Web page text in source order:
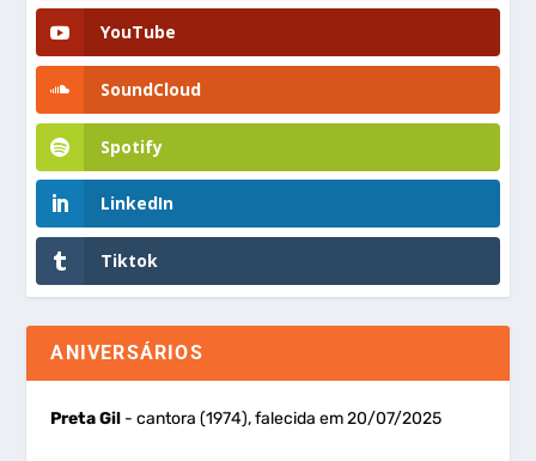
YouTube
SoundCloud
Spotify
LinkedIn
Tiktok
ANIVERSÁRIOS
Preta Gil - cantora (1974), falecida em 20/07/2025